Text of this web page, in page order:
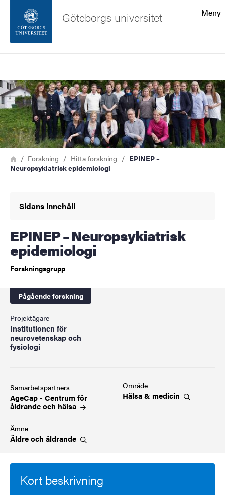
Sidfoten
Om webbplatsen
Meny
Göteborgs universitet
Bild
Länkstig
HemForskning Hitta forskning
EPINEP –
Neuropsykiatrisk epidemiologi
Sidans innehåll
EPINEP – Neuropsykiatrisk
epidemiologi
Forskningsgrupp
Pågående forskning
Projektägare
Institutionen för
neurovetenskap och
fysiologi
Samarbetspartners
AgeCap - Centrum för
åldrande och hälsa
Område
Hälsa & medicin
Ämne
Äldre och åldrande
Kort beskrivning